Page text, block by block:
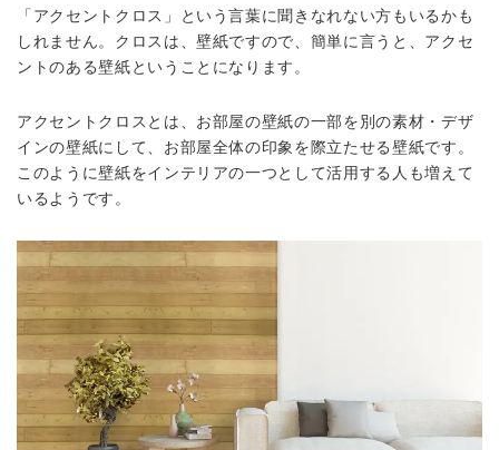
「アクセントクロス」という言葉に聞きなれない方もいるかも
しれません。クロスは、壁紙ですので、簡単に言うと、アクセ
ントのある壁紙ということになります。
アクセントクロスとは、お部屋の壁紙の一部を別の素材・デザ
インの壁紙にして、お部屋全体の印象を際立たせる壁紙です。
このように壁紙をインテリアの一つとして活用する人も増えて
いるようです。